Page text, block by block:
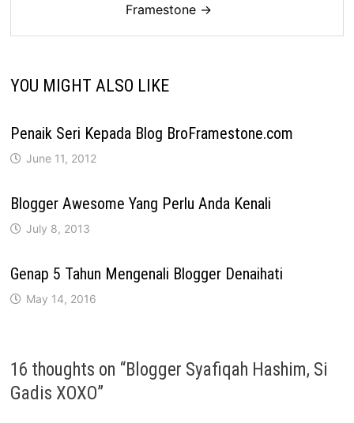
Framestone →
YOU MIGHT ALSO LIKE
Penaik Seri Kepada Blog BroFramestone.com
June 11, 2012
Blogger Awesome Yang Perlu Anda Kenali
July 8, 2013
Genap 5 Tahun Mengenali Blogger Denaihati
May 14, 2016
16 thoughts on “Blogger Syafiqah Hashim, Si
Gadis XOXO”